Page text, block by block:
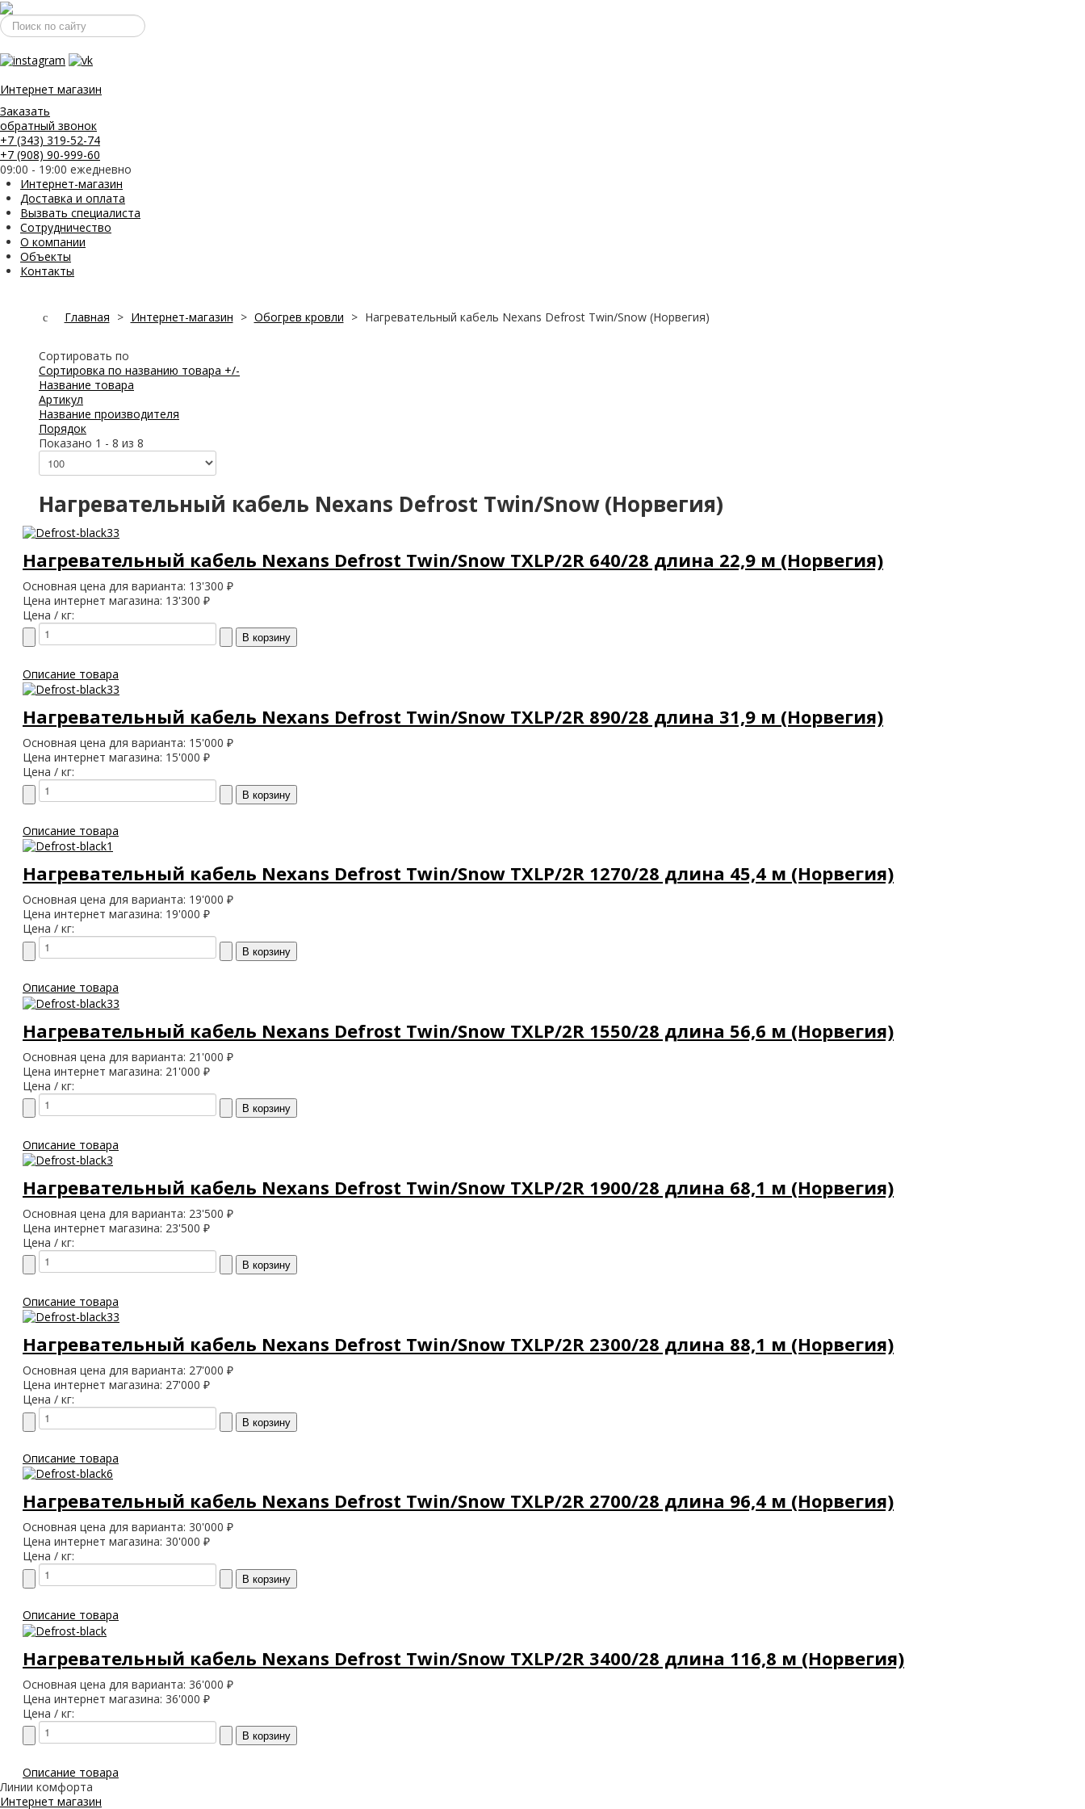
Искать...
Интернет магазин
Заказать
обратный звонок
+7 (343) 319-52-74
+7 (908) 90-999-60
09:00 - 19:00 ежедневно
Интернет-магазин
Доставка и оплата
Вызвать специалиста
Сотрудничество
О компании
Объекты
Контакты
Главная > Интернет-магазин > Обогрев кровли > Нагревательный кабель Nexans Defrost Twin/Snow (Норвегия)
Сортировать по
Сортировка по названию товара +/-
Название товара
Артикул
Название производителя
Порядок
Показано 1 - 8 из 8
Нагревательный кабель Nexans Defrost Twin/Snow (Норвегия)
Нагревательный кабель Nexans Defrost Twin/Snow TXLP/2R 640/28 длина 22,9 м (Норвегия)
Основная цена для варианта: 13'300 ₽
Цена интернет магазина: 13'300 ₽
Цена / кг:
Описание товара
Нагревательный кабель Nexans Defrost Twin/Snow TXLP/2R 890/28 длина 31,9 м (Норвегия)
Основная цена для варианта: 15'000 ₽
Цена интернет магазина: 15'000 ₽
Цена / кг:
Описание товара
Нагревательный кабель Nexans Defrost Twin/Snow TXLP/2R 1270/28 длина 45,4 м (Норвегия)
Основная цена для варианта: 19'000 ₽
Цена интернет магазина: 19'000 ₽
Цена / кг:
Описание товара
Нагревательный кабель Nexans Defrost Twin/Snow TXLP/2R 1550/28 длина 56,6 м (Норвегия)
Основная цена для варианта: 21'000 ₽
Цена интернет магазина: 21'000 ₽
Цена / кг:
Описание товара
Нагревательный кабель Nexans Defrost Twin/Snow TXLP/2R 1900/28 длина 68,1 м (Норвегия)
Основная цена для варианта: 23'500 ₽
Цена интернет магазина: 23'500 ₽
Цена / кг:
Описание товара
Нагревательный кабель Nexans Defrost Twin/Snow TXLP/2R 2300/28 длина 88,1 м (Норвегия)
Основная цена для варианта: 27'000 ₽
Цена интернет магазина: 27'000 ₽
Цена / кг:
Описание товара
Нагревательный кабель Nexans Defrost Twin/Snow TXLP/2R 2700/28 длина 96,4 м (Норвегия)
Основная цена для варианта: 30'000 ₽
Цена интернет магазина: 30'000 ₽
Цена / кг:
Описание товара
Нагревательный кабель Nexans Defrost Twin/Snow TXLP/2R 3400/28 длина 116,8 м (Норвегия)
Основная цена для варианта: 36'000 ₽
Цена интернет магазина: 36'000 ₽
Цена / кг:
Описание товара
Линии комфорта
Интернет магазин